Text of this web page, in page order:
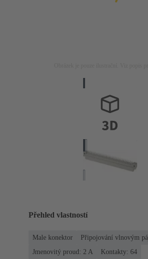
Přehled vlastností
Male konektor
Připojování vlnovým
Jmenovitý proud: ‌2 A
Kontakty: 64